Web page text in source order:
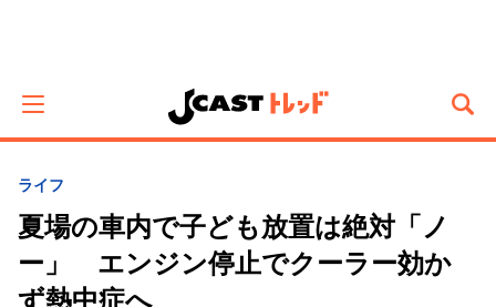
ライフ
夏場の車内で子ども放置は絶対「ノ
ー」 エンジン停止でクーラー効か
ず熱中症へ